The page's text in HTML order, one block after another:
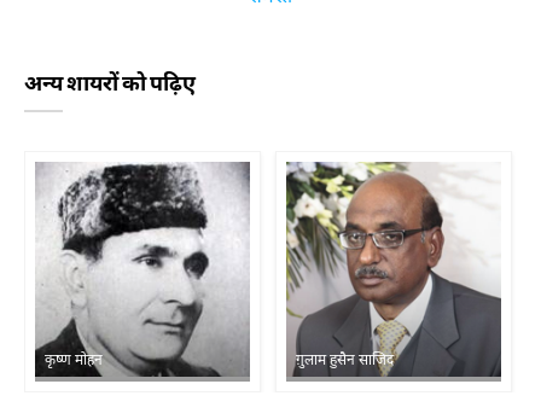
अन्य शायरों को पढ़िए
कृष्ण मोहन ग़ुलाम हुसैन साजिद